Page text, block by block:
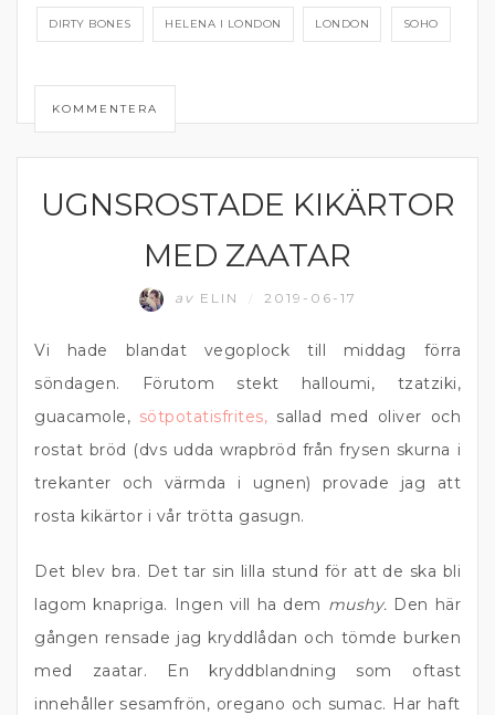
DIRTY BONES HELENA I LONDON LONDON SOHO
KOMMENTERA
GRÖNA TILLBEHÖR
UGNSROSTADE KIKÄRTOR
MED ZAATAR
av ELIN 2019-06-17
Vi hade blandat vegoplock till middag förra
söndagen. Förutom stekt halloumi, tzatziki,
guacamole, sötpotatisfrites, sallad med oliver och
rostat bröd (dvs udda wrapbröd från frysen skurna i
trekanter och värmda i ugnen) provade jag att
rosta kikärtor i vår trötta gasugn.
Det blev bra. Det tar sin lilla stund för att de ska bli
lagom knapriga. Ingen vill ha dem mushy. Den här
gången rensade jag kryddlådan och tömde burken
med zaatar. En kryddblandning som oftast
innehåller sesamfrön, oregano och sumac. Har haft